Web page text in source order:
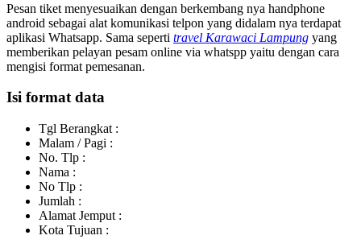
Pesan tiket menyesuaikan dengan berkembang nya handphone
android sebagai alat komunikasi telpon yang didalam nya terdapat
aplikasi Whatsapp. Sama seperti travel Karawaci Lampung yang
memberikan pelayan pesam online via whatspp yaitu dengan cara
mengisi format pemesanan.
Isi format data
Tgl Berangkat :
Malam / Pagi :
No. Tlp :
Nama :
No Tlp :
Jumlah :
Alamat Jemput :
Kota Tujuan :